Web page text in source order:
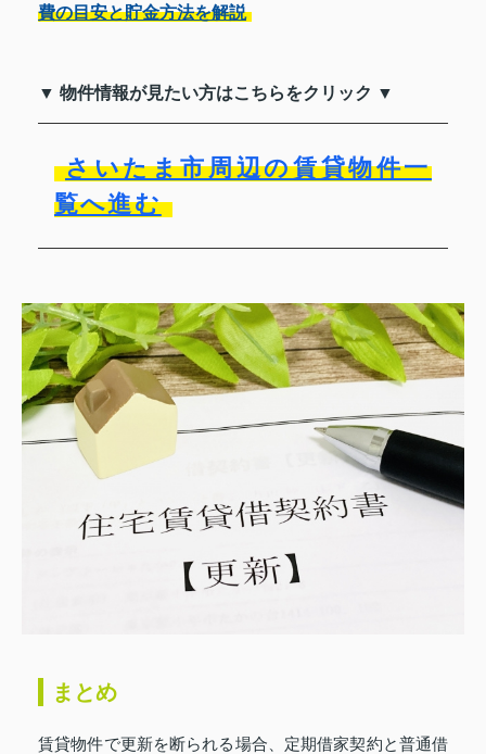
費の目安と貯金方法を解説
▼ 物件情報が見たい方はこちらをクリック ▼
さいたま市周辺の賃貸物件一
覧へ進む
まとめ
賃貸物件で更新を断られる場合、定期借家契約と普通借